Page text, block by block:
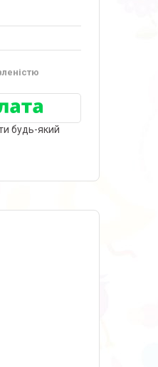
будь-який